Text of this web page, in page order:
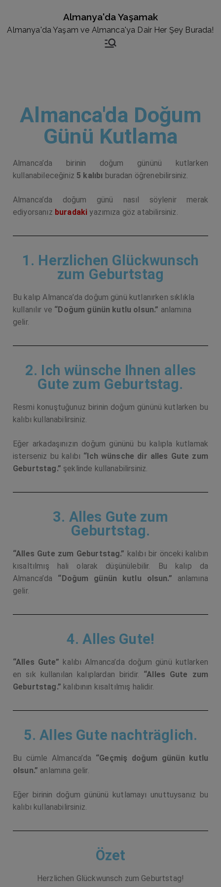
Almanya'da Yaşamak
Almanya'da Yaşam ve Almanca'ya Dair Her Şey Burada!
Almanca'da Doğum
Günü Kutlama
Almanca’da birinin doğum gününü kutlarken
kullanabileceğiniz 5 kalıbı buradan öğrenebilirsiniz.
Almanca’da doğum günü nasıl söylenir merak
ediyorsanız buradaki yazımıza göz atabilirsiniz.
1. Herzlichen Glückwunsch
zum Geburtstag
Bu kalıp Almanca’da doğum günü kutlanırken sıklıkla
kullanılır ve “Doğum günün kutlu olsun.” anlamına
gelir.
2. Ich wünsche Ihnen alles
Gute zum Geburtstag.
Resmi konuştuğunuz birinin doğum gününü kutlarken bu
kalıbı kullanabilirsiniz.
Eğer arkadaşınızın doğum gününü bu kalıpla kutlamak
isterseniz bu kalıbı “Ich wünsche dir alles Gute zum
Geburtstag.” şeklinde kullanabilirsiniz.
3. Alles Gute zum
Geburtstag.
“Alles Gute zum Geburtstag.” kalıbı bir önceki kalıbın
kısaltılmış hali olarak düşünülebilir. Bu kalıp da
Almanca’da “Doğum günün kutlu olsun.” anlamına
gelir.
4. Alles Gute!
“Alles Gute” kalıbı Almanca’da doğum günü kutlarken
en sık kullanılan kalıplardan biridir. “Alles Gute zum
Geburtstag.” kalıbının kısaltılmış halidir.
5. Alles Gute nachträglich.
Bu cümle Almanca’da “Geçmiş doğum günün kutlu
olsun.” anlamına gelir.
Eğer birinin doğum gününü kutlamayı unuttuysanız bu
kalıbı kullanabilirsiniz.
Özet
Herzlichen Glückwunsch zum Geburtstag!